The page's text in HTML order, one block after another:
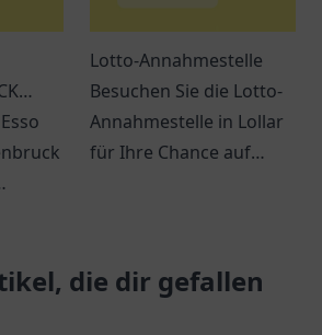
2a
in
Lotto-Annahmestelle
Besuchen Sie die Lotto-
Annahmestelle in Lollar
für Ihre Chance auf
Träume.
die dir gefallen